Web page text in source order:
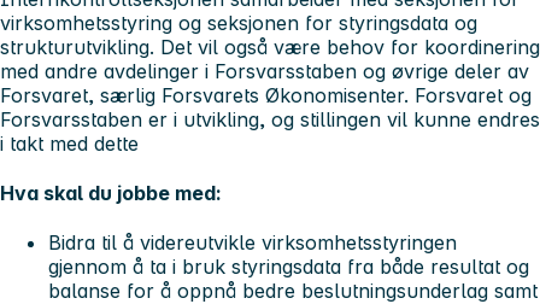
virksomhetsstyring og seksjonen for styringsdata og
strukturutvikling. Det vil også være behov for koordinering
med andre avdelinger i Forsvarsstaben og øvrige deler av
Forsvaret, særlig Forsvarets Økonomisenter. Forsvaret og
Forsvarsstaben er i utvikling, og stillingen vil kunne endres
i takt med dette
Hva skal du jobbe med:
Bidra til å videreutvikle virksomhetsstyringen
gjennom å ta i bruk styringsdata fra både resultat og
balanse for å oppnå bedre beslutningsunderlag samt